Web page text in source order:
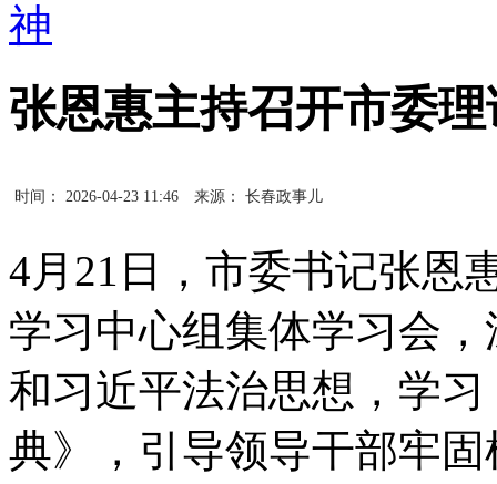
神
张恩惠主持召开市委
时间： 2026-04-23 11:46 来源： 长春政事儿
4月21日，市委书记张恩
学习中心组集体学习会
和习近平法治思想，学
典》，引导领导干部牢